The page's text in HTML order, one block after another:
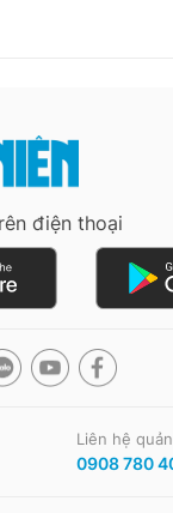
điện thoại
Liên hệ
0908 780